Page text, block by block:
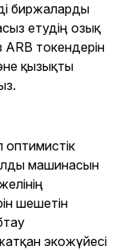
биржаларды
етудің озық
ARB токендерін
қызықты
машинасын
шешетін
экожүйесі